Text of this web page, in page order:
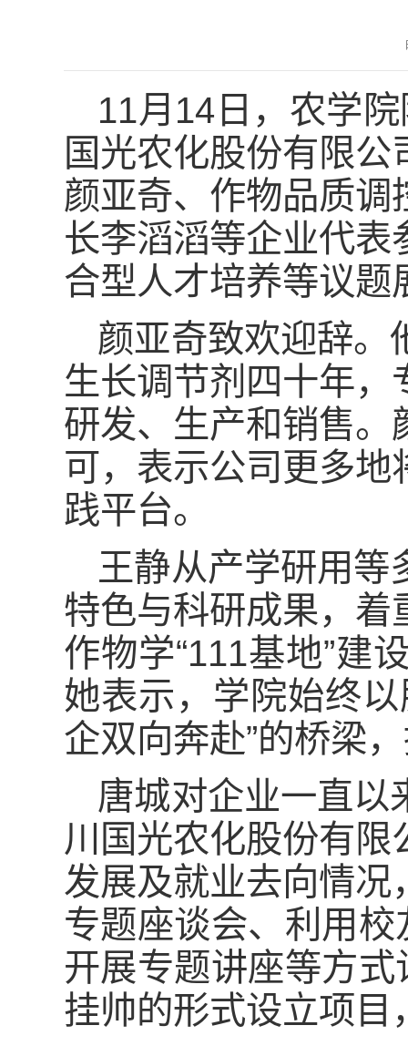
11月14日，农学
国光农化股份有限
颜亚奇、作物品质
长李滔滔等企业代
合型人才培养等议题
颜亚奇致欢迎辞。
生长调节剂四十年
研发、生产和销售。
可，表示公司更多
践平台。
王静从产学研用等
特色与科研成果，着
作物学“111基地”建
她表示，学院始终
企双向奔赴”的桥梁
唐城对企业一直以
川国光农化股份有
发展及就业去向情况
专题座谈会、利用校
开展专题讲座等方式
挂帅的形式设立项目